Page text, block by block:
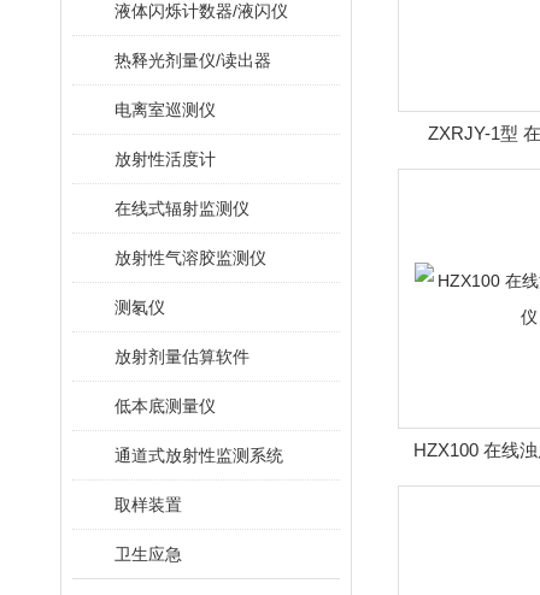
液体闪烁计数器/液闪仪
热释光剂量仪/读出器
电离室巡测仪
放射性活度计
在线式辐射监测仪
放射性气溶胶监测仪
测氡仪
放射剂量估算软件
低本底测量仪
通道式放射性监测系统
取样装置
卫生应急
ZXRJY-1型
HZX100 在线